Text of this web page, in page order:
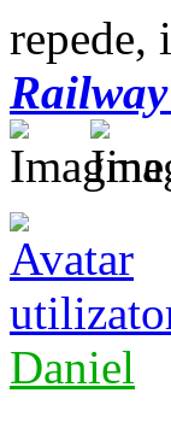
repede,
Daniel